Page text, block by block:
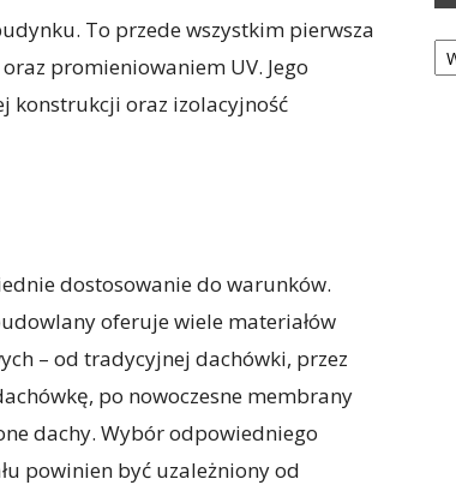
To przede wszystkim pierwsza
promieniowaniem UV. Jego
konstrukcji oraz izolacyjność
dostosowanie do warunków.
oferuje wiele materiałów
– od tradycyjnej dachówki, przez
po nowoczesne membrany
dachy. Wybór odpowiedniego
powinien być uzależniony od